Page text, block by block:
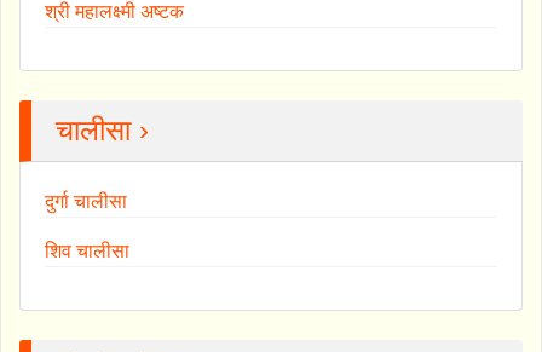
श्री महालक्ष्मी अष्टक
चालीसा ›
दुर्गा चालीसा
शिव चालीसा